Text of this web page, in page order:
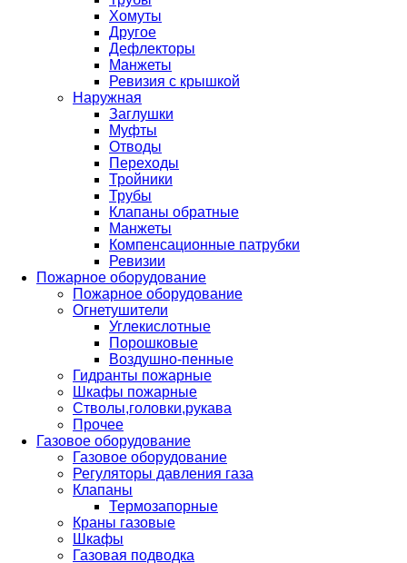
Хомуты
Другое
Дефлекторы
Манжеты
Ревизия с крышкой
Наружная
Заглушки
Муфты
Отводы
Переходы
Тройники
Трубы
Клапаны обратные
Манжеты
Компенсационные патрубки
Ревизии
Пожарное оборудование
Пожарное оборудование
Огнетушители
Углекислотные
Порошковые
Воздушно-пенные
Гидранты пожарные
Шкафы пожарные
Стволы,головки,рукава
Прочее
Газовое оборудование
Газовое оборудование
Регуляторы давления газа
Клапаны
Термозапорные
Краны газовые
Шкафы
Газовая подводка